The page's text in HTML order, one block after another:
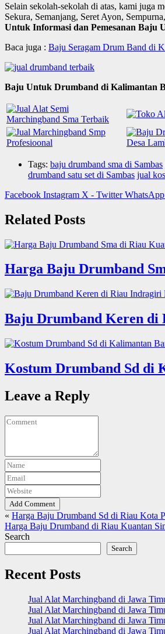
Selain sekolah-sekolah di atas, kami juga
Sekura, Semanjang, Seret Ayon,
Untuk Informasi dan Pemesanan Baju
Baca juga : Baju Seragam Drum Band di
Baju Untuk Drumband di Kalimantan
Tags: baju drumband sma di Sambas
drumband satu set di Sambas jual
Facebook Instagram X - Twitter WhatsApp
Related Posts
Harga Baju Drumband
Baju Drumband Keren di
Kostum Drumband Sd di
Leave a Reply
Add Comment
« Harga Baju Drumband Sd di Riau Kota
Harga Baju Drumband di Riau Kuantan
Search
Search
Recent Posts
Jual Alat Marchingband di Jawa
Jual Alat Marchingband di Jawa
Jual Alat Marchingband di Jawa
Jual Alat Marchingband di Jawa